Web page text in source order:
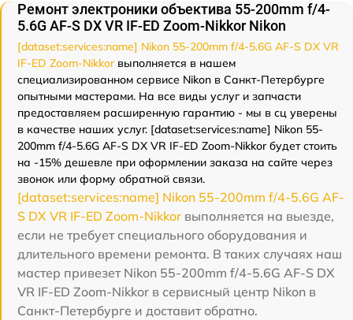
Ремонт электроники объектива 55-200mm f/4-
5.6G AF-S DX VR IF-ED Zoom-Nikkor Nikon
[dataset:services:name] Nikon 55-200mm f/4-5.6G AF-S DX VR
IF-ED Zoom-Nikkorвыполняется в нашем
специализированном сервисе Nikon в Санкт-Петербурге
опытными мастерами. На все виды услуг и запчасти
предоставляем расширенную гарантию - мы в сц уверены
в качестве наших услуг. [dataset:services:name] Nikon 55-
200mm f/4-5.6G AF-S DX VR IF-ED Zoom-Nikkor будет стоить
на -15% дешевле при оформлении заказа на сайте через
звонок или форму обратной связи.
[dataset:services:name] Nikon 55-200mm f/4-5.6G AF-
S DX VR IF-ED Zoom-Nikkor выполняется на выезде,
если не требует специального оборудования и
длительного времени ремонта. В таких случаях наш
мастер привезет Nikon 55-200mm f/4-5.6G AF-S DX
VR IF-ED Zoom-Nikkor в сервисный центр Nikon в
Санкт-Петербурге и доставит обратно.